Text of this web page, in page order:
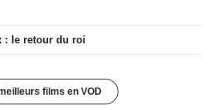
: le retour du roi
films en VOD